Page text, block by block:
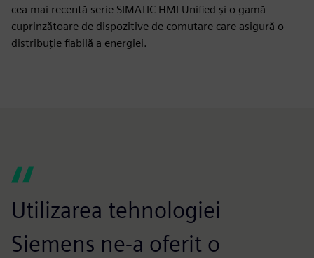
cea mai recentă serie SIMATIC HMI Unified și o gamă
cuprinzătoare de dispozitive de comutare care asigură o
distribuție fiabilă a energiei.
Utilizarea tehnologiei
Siemens ne-a oferit o